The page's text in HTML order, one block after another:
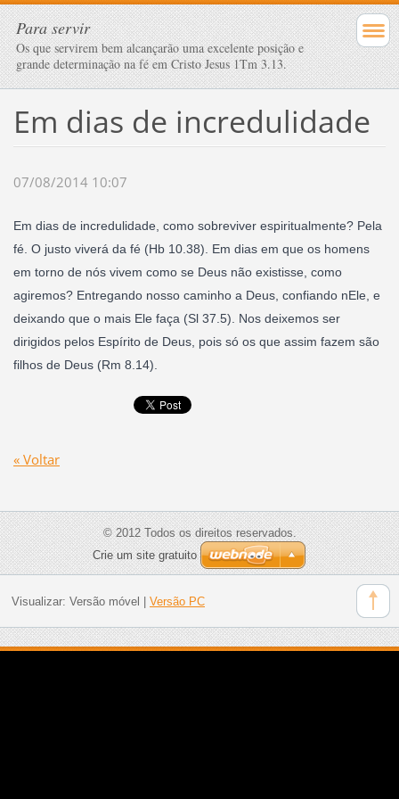
Para servir
Os que servirem bem alcançarão uma excelente posição e
grande determinação na fé em Cristo Jesus 1Tm 3.13.
Em dias de incredulidade
07/08/2014 10:07
Em dias de incredulidade, como sobreviver espiritualmente? Pela
fé. O justo viverá da fé (Hb 10.38). Em dias em que os homens
em torno de nós vivem como se Deus não existisse, como
agiremos? Entregando nosso caminho a Deus, confiando nEle, e
deixando que o mais Ele faça (Sl 37.5). Nos deixemos ser
dirigidos pelos Espírito de Deus, pois só os que assim fazem são
filhos de Deus (Rm 8.14).
« Voltar
© 2012 Todos os direitos reservados.
Crie um site gratuito
Visualizar: Versão móvel Versão PC